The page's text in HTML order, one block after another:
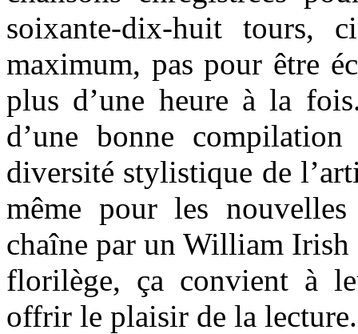
soixante-dix-huit tours,
maximum, pas pour être
plus d’une heure à la
d’une bonne
diversité stylistique de
même pour les
chaîne par un William
florilège, ça convient à
offrir le plaisir de la lecture.